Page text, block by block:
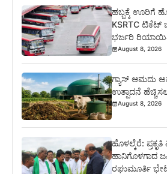
ಹಬ್ಬಕ್ಕೆ ಊರಿಗೆ
KSRTC ಟಿಕೆಟ್
ಭರ್ಜರಿ
August 8, 2026
ಗ್ಯಾಸ್ ಆಮದು
ಉತ್ಪಾದನೆ
August 8, 2026
ಹೊಳಲ್ಕೆರೆ:
ಹಾನಿಗೊಳಗಾದ
ರಘುಮೂರ್ತಿ